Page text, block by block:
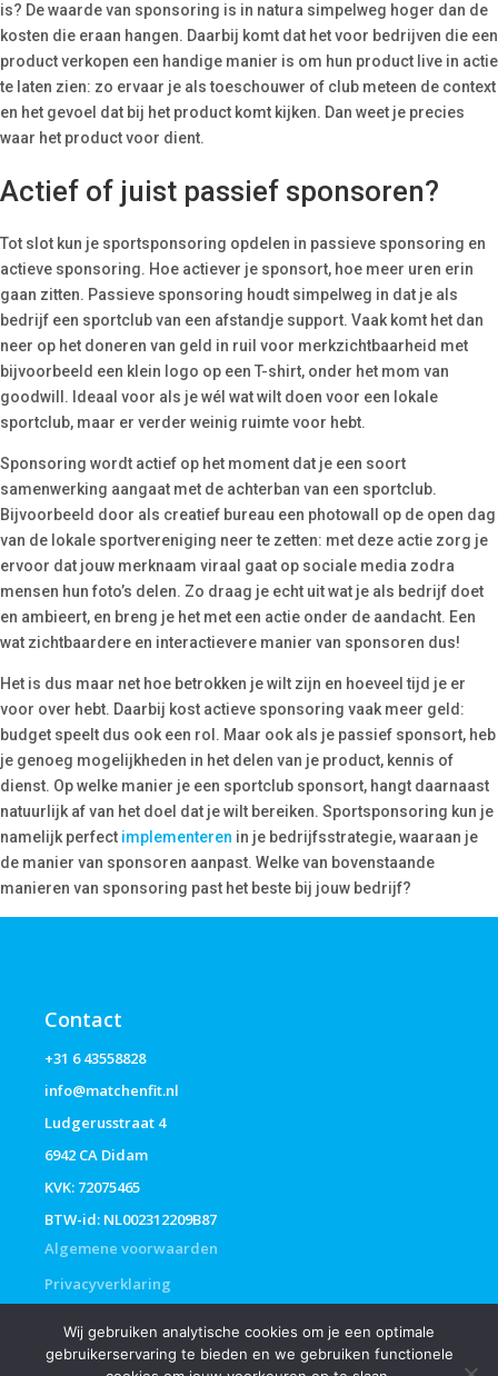
is? De waarde van sponsoring is in natura simpelweg hoger dan de
kosten die eraan hangen. Daarbij komt dat het voor bedrijven die een
product verkopen een handige manier is om hun product live in actie
te laten zien: zo ervaar je als toeschouwer of club meteen de context
en het gevoel dat bij het product komt kijken. Dan weet je precies
waar het product voor dient.
Actief of juist passief sponsoren?
Tot slot kun je sportsponsoring opdelen in passieve sponsoring en
actieve sponsoring. Hoe actiever je sponsort, hoe meer uren erin
gaan zitten. Passieve sponsoring houdt simpelweg in dat je als
bedrijf een sportclub van een afstandje support. Vaak komt het dan
neer op het doneren van geld in ruil voor merkzichtbaarheid met
bijvoorbeeld een klein logo op een T-shirt, onder het mom van
goodwill. Ideaal voor als je wél wat wilt doen voor een lokale
sportclub, maar er verder weinig ruimte voor hebt.
Sponsoring wordt actief op het moment dat je een soort
samenwerking aangaat met de achterban van een sportclub.
Bijvoorbeeld door als creatief bureau een photowall op de open dag
van de lokale sportvereniging neer te zetten: met deze actie zorg je
ervoor dat jouw merknaam viraal gaat op sociale media zodra
mensen hun foto’s delen. Zo draag je echt uit wat je als bedrijf doet
en ambieert, en breng je het met een actie onder de aandacht. Een
wat zichtbaardere en interactievere manier van sponsoren dus!
Het is dus maar net hoe betrokken je wilt zijn en hoeveel tijd je er
voor over hebt. Daarbij kost actieve sponsoring vaak meer geld:
budget speelt dus ook een rol. Maar ook als je passief sponsort, heb
je genoeg mogelijkheden in het delen van je product, kennis of
dienst. Op welke manier je een sportclub sponsort, hangt daarnaast
natuurlijk af van het doel dat je wilt bereiken. Sportsponsoring kun je
namelijk perfect implementeren in je bedrijfsstrategie, waaraan je
de manier van sponsoren aanpast. Welke van bovenstaande
manieren van sponsoring past het beste bij jouw bedrijf?
Contact
+31 6 43558828
info@matchenfit.nl
Ludgerusstraat 4
6942 CA Didam
KVK: 72075465
BTW-id: NL002312209B87
Algemene voorwaarden
Privacyverklaring
Wij gebruiken analytische cookies om je een optimale
gebruikerservaring te bieden en we gebruiken functionele